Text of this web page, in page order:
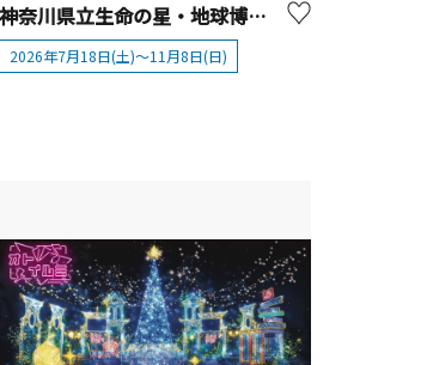
神奈川県立生命の星・地球博物館 特別展「しらべて分かった！里山にくらす動物たち」を開催！
2026年7月18日(土)～11月8日(日)